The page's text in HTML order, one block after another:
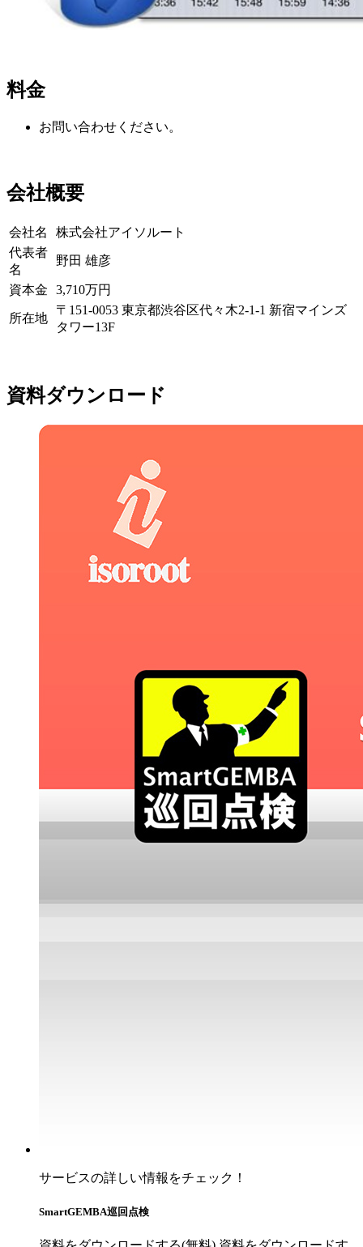
料金
お問い合わせください。
会社概要
会社名
株式会社アイソルート
代表者
名
野田 雄彦
資本金 3,710万円
所在地
〒151-0053 東京都渋谷区代々木2-1-1 新宿マインズ
タワー13F
資料ダウンロード
サービスの詳しい情報をチェック！
SmartGEMBA巡回点検